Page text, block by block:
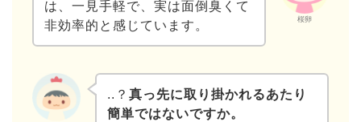
桜卵
は、一見手軽で、実は面倒臭くて
非効率的と感じています。
..？ 真っ先に取り掛かれるあたり
簡単ではないですか。